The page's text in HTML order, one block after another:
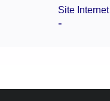
Site Internet
-